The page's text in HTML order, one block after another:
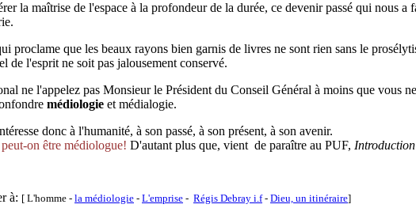
la maîtrise de l'espace à la profondeur de la durée, ce devenir passé qui nous a
que les beaux rayons bien garnis de livres ne sont rien sans le
de l'esprit ne soit pas jalousement conservé.
ne l'appelez pas Monsieur le Président du Conseil Général à moins que vous
médiologieet médialogie.
donc à l'humanité, à son passé, à son présent, à son avenir.
on être médiologue! D'autant plus que, vient de paraître au PUF,
à: [ L'homme - la médiologie - L'emprise - Régis Debray i.f- Dieu, un itinéraire]